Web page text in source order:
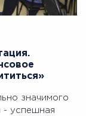
значимого
- успешная